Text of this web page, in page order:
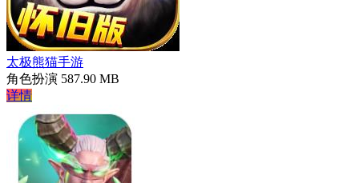
太极熊猫手游
角色扮演 587.90 MB
详情